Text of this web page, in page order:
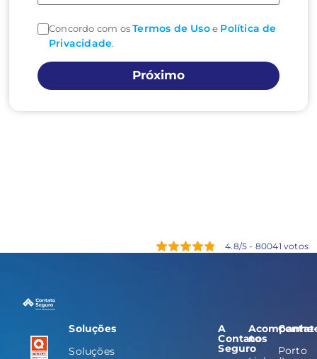
Concordo com osTermos de Usoe Política de
Privacidade.
Próximo
4.8/5 - 80041 votos
Soluções
Soluções
A
Contato
Seguro
Acompanhe-
nos
Porto